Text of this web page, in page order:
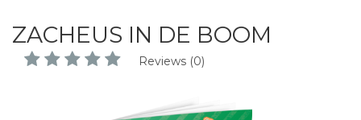
ZACHEUS IN DE BOOM
Reviews (0)